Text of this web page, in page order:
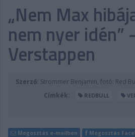
PODCAST
SHOP
DIGITÁLIS MAGAZIN
VERSENYNAPTÁRAK
„Nem Max
nem nyer idén”
Verstappen
Szerző: Strommer Benjamin, fotó: Red
Címkék:
REDBULL
Megosztás e-mailben Megosztás